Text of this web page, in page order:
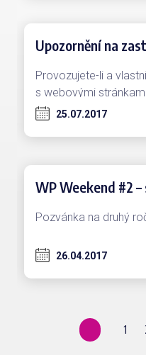
Upozornění na
Provozujete-li a
s webovými
možná jste dostali
25.07.2017
WP Weekend #2
Pozvánka na druhý
tentokrát v
26.04.2017
1